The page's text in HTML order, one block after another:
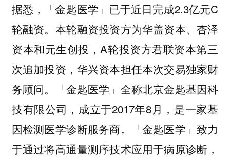
据悉，「金匙医学」已于近日完成2.3亿元C
轮融资。本轮融资投资方为华盖资本、杏泽
资本和元生创投，A轮投资方君联资本第三
次追加投资，华兴资本担任本次交易独家财
务顾问。「金匙医学」全称北京金匙基因科
技有限公司，成立于2017年8月，是一家基
因检测医学诊断服务商。「金匙医学」致力
于通过将高通量测序技术应用于病原诊断，